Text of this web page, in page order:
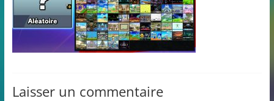
Laisser un commentaire